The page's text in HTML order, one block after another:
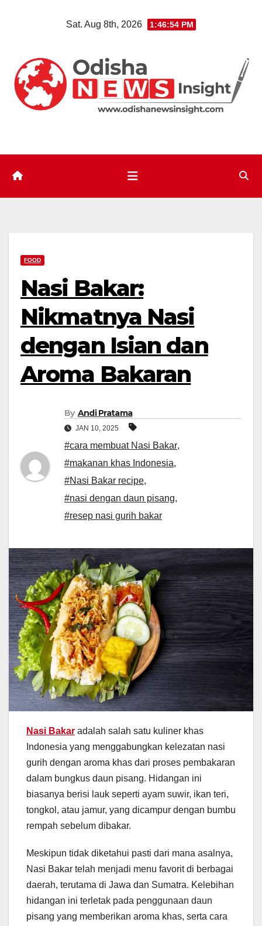
Sat. Aug 8th, 2026 1:46:55 PM
FOOD
Nasi Bakar:
Nikmatnya Nasi
dengan Isian dan
Aroma Bakaran
By Andi Pratama
JAN 10, 2025
#cara membuat Nasi Bakar,
#makanan khas Indonesia,
#Nasi Bakar recipe,
#nasi dengan daun pisang,
#resep nasi gurih bakar
Nasi Bakar adalah salah satu kuliner khas
Indonesia yang menggabungkan kelezatan nasi
gurih dengan aroma khas dari proses pembakaran
dalam bungkus daun pisang. Hidangan ini
biasanya berisi lauk seperti ayam suwir, ikan teri,
tongkol, atau jamur, yang dicampur dengan bumbu
rempah sebelum dibakar.
Meskipun tidak diketahui pasti dari mana asalnya,
Nasi Bakar telah menjadi menu favorit di berbagai
daerah, terutama di Jawa dan Sumatra. Kelebihan
hidangan ini terletak pada penggunaan daun
pisang yang memberikan aroma khas, serta cara